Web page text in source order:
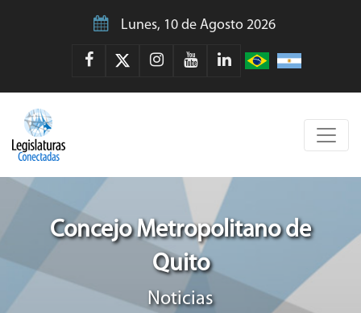
Lunes, 10 de Agosto 2026
Concejo Metropolitano de
Quito
Noticias